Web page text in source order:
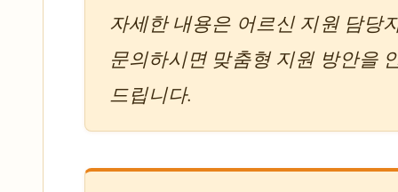
자세한 내용은 어르신 지원 담당
문의하시면 맞춤형 지원 방안을
드립니다.